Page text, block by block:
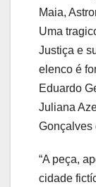
Maia,
Uma
Justiça e
elenco é
Eduardo
Juliana
Gonçalves
“A peça,
cidade